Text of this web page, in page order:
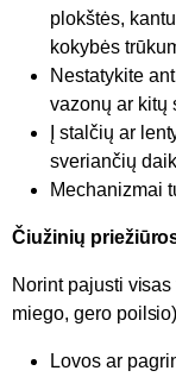
plokštės,
kokybės
Nestatykite
vazonų ar kitų
Į stalčių ar
sveriančių
Mechanizmai
Čiužinių
Norint pajusti
miego, gero
Lovos ar